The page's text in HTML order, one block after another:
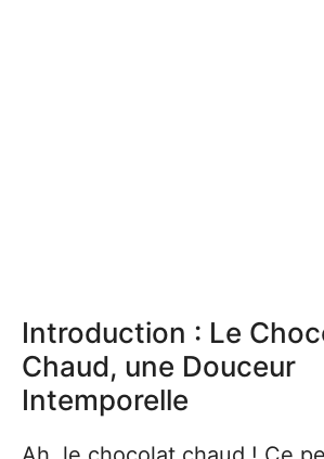
Introduction : Le
Chaud, une Douceur
Intemporelle